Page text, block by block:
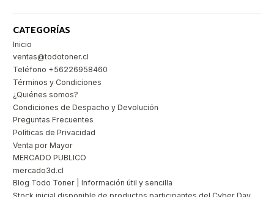
CATEGORÍAS
Inicio
ventas@todotoner.cl
Teléfono +56226958460
Términos y Condiciones
¿Quiénes somos?
Condiciones de Despacho y Devolución
Preguntas Frecuentes
Políticas de Privacidad
Venta por Mayor
MERCADO PUBLICO
mercado3d.cl
Blog Todo Toner | Información útil y sencilla